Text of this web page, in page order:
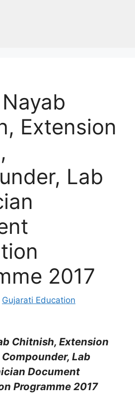
Extension
Lab
2017
Gujarati Education
Chitnish, Extension
Lab
Document
Programme 2017